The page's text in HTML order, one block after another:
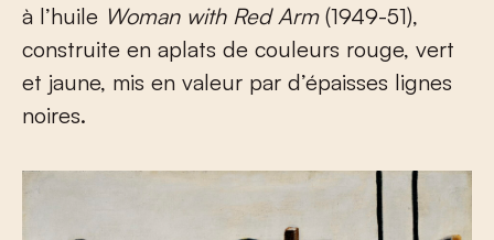
à l’huile Woman with Red Arm(1949-51),
construite en aplats de couleurs rouge, vert
et jaune, mis en valeur par d’épaisses lignes
noires.